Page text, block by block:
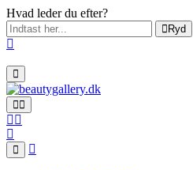
Hvad leder du efter?
Ryd